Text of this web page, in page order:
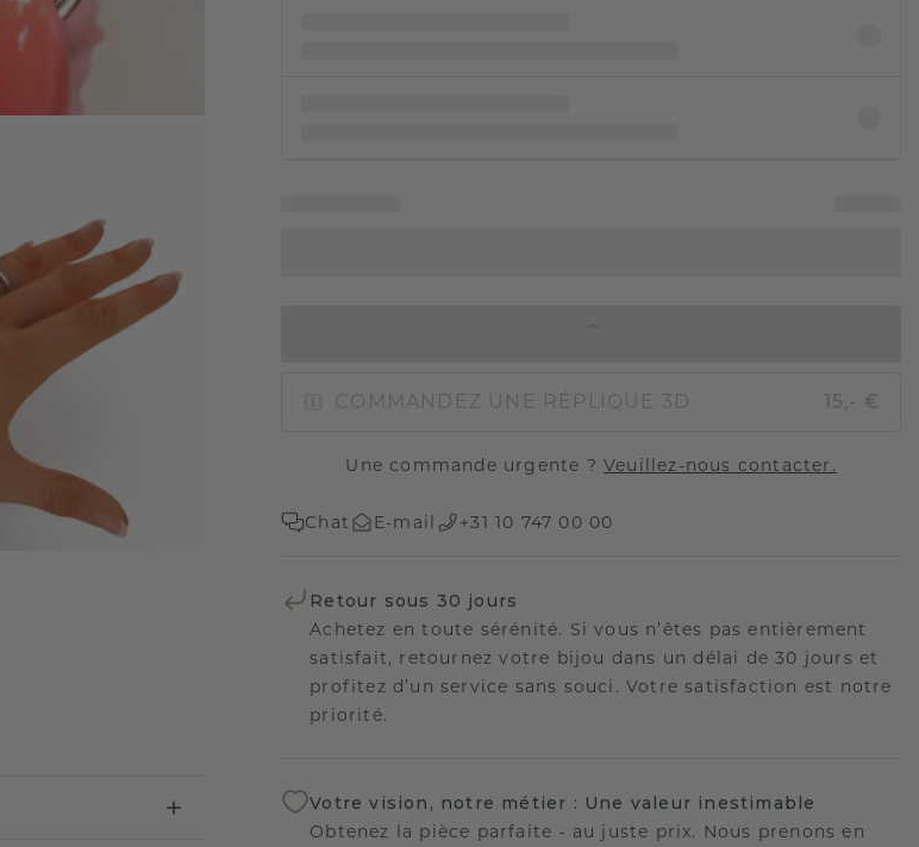
COMMANDEZ UNE RÉPLIQUE 3D 15,- €
Une commande urgente ? Veuillez-nous contacter.
Chat E-mail +31 10 747 00 00
Retour sous 30 jours
Achetez en toute sérénité. Si vous n’êtes pas entièrement
satisfait, retournez votre bijou dans un délai de 30 jours et
profitez d’un service sans souci. Votre satisfaction est notre
priorité.
Votre vision, notre métier : Une valeur inestimable
Obtenez la pièce parfaite - au juste prix. Nous prenons en